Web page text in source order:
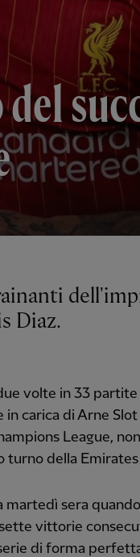
Diaz.
due volte in 33
carica di Arne
League,
turno della Emirates
sera
vittorie
di forma